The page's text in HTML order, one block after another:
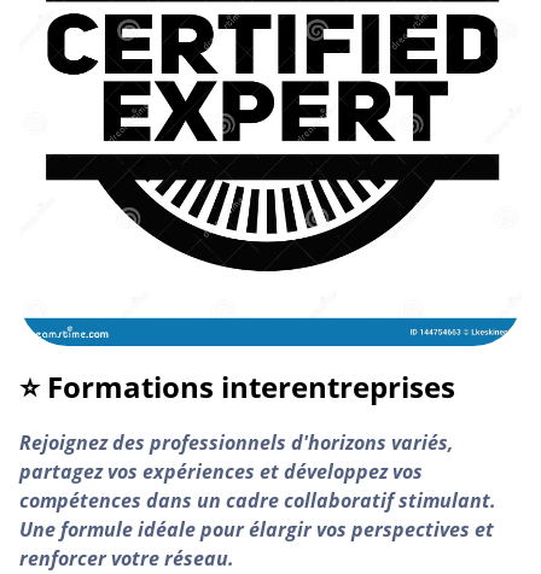
⭐ Formations interentreprises
Rejoignez des professionnels d'horizons variés,
partagez vos expériences et développez vos
compétences dans un cadre collaboratif stimulant.
Une formule idéale pour élargir vos perspectives et
renforcer votre réseau.